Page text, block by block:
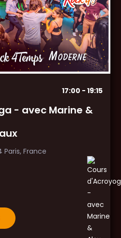
17:00 - 19:15
- avec Marine &
Paris, France